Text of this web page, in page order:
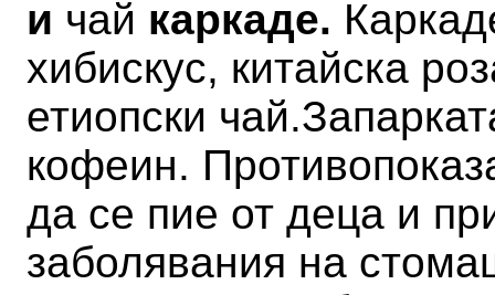
и чай каркаде.
хибискус, китайска
етиопски чай.
кофеин.
да се пие от деца и
заболявания на